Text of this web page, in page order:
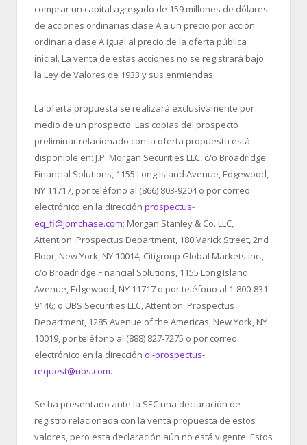
comprar un capital agregado de 159 millones de dólares
de acciones ordinarias clase A a un precio por acción
ordinaria clase A igual al precio de la oferta pública
inicial. La venta de estas acciones no se registrará bajo
la Ley de Valores de 1933 y sus enmiendas.
La oferta propuesta se realizará exclusivamente por
medio de un prospecto. Las copias del prospecto
preliminar relacionado con la oferta propuesta está
disponible en: J.P. Morgan Securities LLC, c/o Broadridge
Financial Solutions, 1155 Long Island Avenue, Edgewood,
NY 11717, por teléfono al (866) 803-9204 o por correo
electrónico en la dirección prospectus-
eq_fi@jpmchase.com; Morgan Stanley & Co. LLC,
Attention: Prospectus Department, 180 Varick Street, 2nd
Floor, New York, NY 10014; Citigroup Global Markets Inc.,
c/o Broadridge Financial Solutions, 1155 Long Island
Avenue, Edgewood, NY 11717 o por teléfono al 1-800-831-
9146; o UBS Securities LLC, Attention: Prospectus
Department, 1285 Avenue of the Americas, New York, NY
10019, por teléfono al (888) 827-7275 o por correo
electrónico en la dirección ol-prospectus-
request@ubs.com.
Se ha presentado ante la SEC una declaración de
registro relacionada con la venta propuesta de estos
valores, pero esta declaración aún no está vigente. Estos